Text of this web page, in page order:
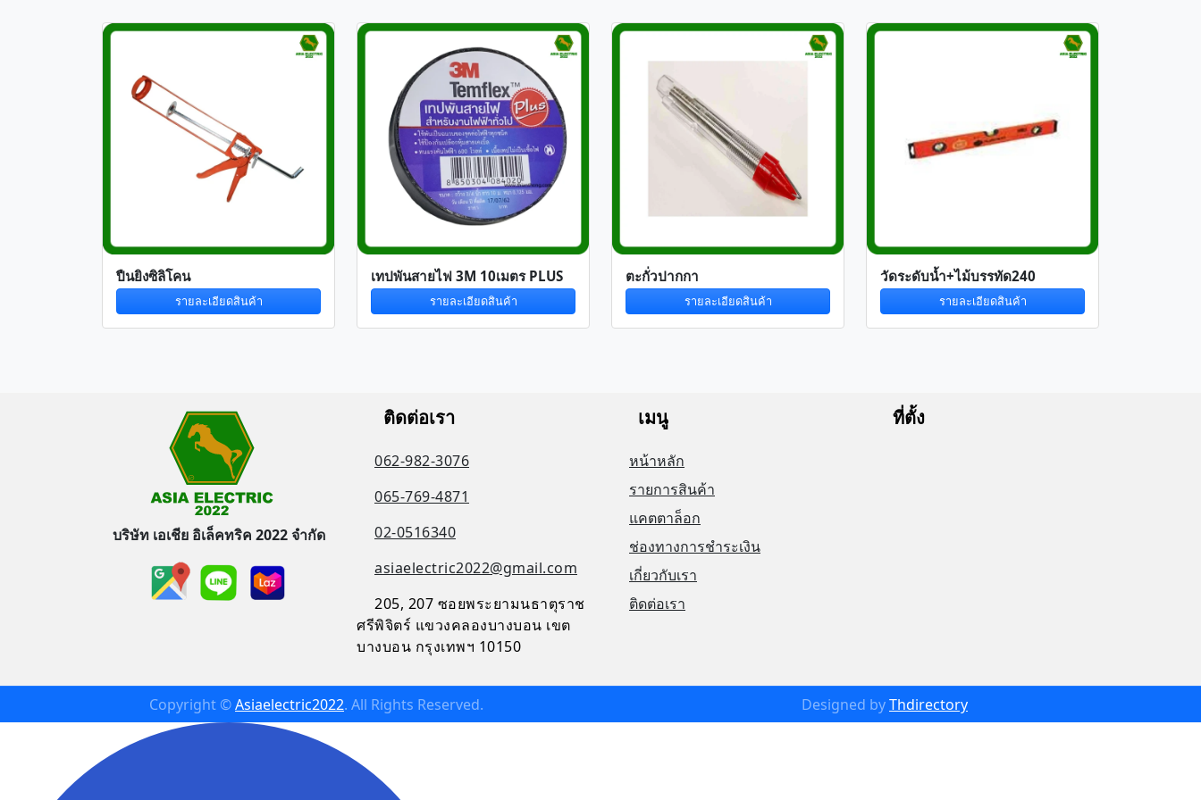
ปืนยิงซิลิโคน
รายละเอียดสินค้า
เทปพันสายไฟ 3M 10เมตร PLUS
รายละเอียดสินค้า
ตะกั่วปากกา
รายละเอียดสินค้า
วัดระดับน้ำ+ไม้บรรทัด240
รายละเอียดสินค้า
บริษัท เอเชีย อิเล็คทริค 2022 จำกัด
ติดต่อเรา
062-982-3076
065-769-4871
02-0516340
asiaelectric2022@gmail.com
205, 207 ซอยพระยามนธาตุราช
ศรีพิจิตร์ แขวงคลองบางบอน เขต
บางบอน กรุงเทพฯ 10150
เมนู
หน้าหลัก
รายการสินค้า
แคตตาล็อก
ช่องทางการชำระเงิน
เกี่ยวกับเรา
ติดต่อเรา
ที่ตั้ง
Copyright ©Asiaelectric2022. All Rights Reserved. Designed byThdirectory